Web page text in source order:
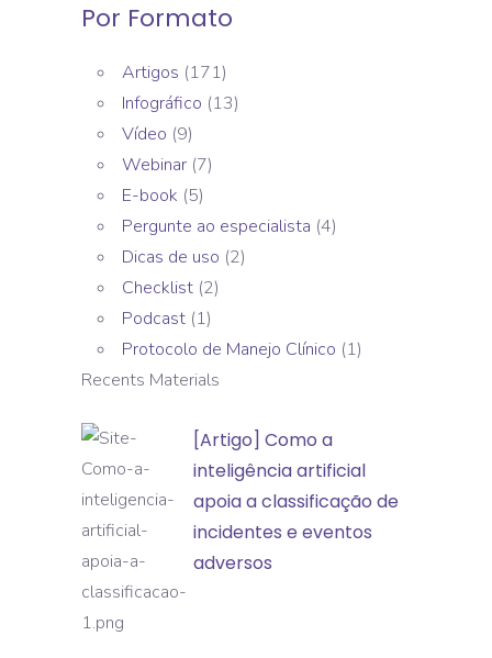
Por Formato
Artigos (171)
Infográfico (13)
Vídeo (9)
Webinar (7)
E-book (5)
Pergunte ao especialista (4)
Dicas de uso (2)
Checklist (2)
Podcast (1)
Protocolo de Manejo Clínico (1)
Recents Materials
[Artigo]
Como
a
inteligência
artificial
apoia
a
[Artigo] Como a
inteligência artificial
apoia a classificação de
incidentes e eventos
adversos